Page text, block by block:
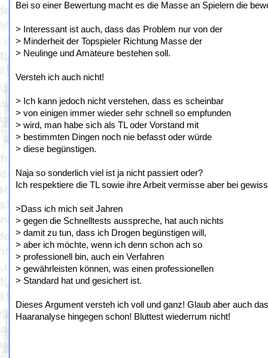
Bei so einer Bewertung macht es die Masse an Spielern die
> Interessant ist auch, dass das Problem nur von der
> Minderheit der Topspieler Richtung Masse der
> Neulinge und Amateure bestehen soll.
Versteh ich auch nicht!
> Ich kann jedoch nicht verstehen, dass es scheinbar
> von einigen immer wieder sehr schnell so empfunden
> wird, man habe sich als TL oder Vorstand mit
> bestimmten Dingen noch nie befasst oder würde
> diese begünstigen.
Naja so sonderlich viel ist ja nicht passiert oder?
Ich respektiere die TL sowie ihre Arbeit vermisse aber bei
>Dass ich mich seit Jahren
> gegen die Schnelltests ausspreche, hat auch nichts
> damit zu tun, dass ich Drogen begünstigen will,
> aber ich möchte, wenn ich denn schon ach so
> professionell bin, auch ein Verfahren
> gewährleisten können, was einen professionellen
> Standard hat und gesichert ist.
Dieses Argument versteh ich voll und ganz! Glaub aber auch
Haaranalyse hingegen schon! Bluttest wiederrum nicht!